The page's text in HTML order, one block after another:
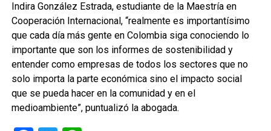
Indira González Estrada, estudiante de la Maestría en
Cooperación Internacional, “realmente es importantísimo
que cada día más gente en Colombia siga conociendo lo
importante que son los informes de sostenibilidad y
entender como empresas de todos los sectores que no
solo importa la parte económica sino el impacto social
que se pueda hacer en la comunidad y en el
medioambiente”, puntualizó la abogada.